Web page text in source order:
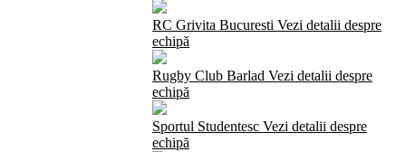
RC Grivita Bucuresti Vezi detalii despre
echipă
Rugby Club Barlad Vezi detalii despre
echipă
Sportul Studentesc Vezi detalii despre
echipă